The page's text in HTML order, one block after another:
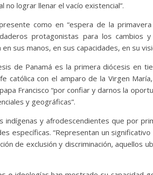
no lograr llenar el vacío existencial”.
como en “espera de la primavera
protagonistas para los cambios
sus manos, en sus capacidades, en su
de Panamá es la primera diócesis en
católica con el amparo de la Virgen
Francisco “por confiar y darnos la
y geográficas”.
indígenas y afrodescendientes que por
específicas. “Representan un
de exclusión y discriminación, aquellos